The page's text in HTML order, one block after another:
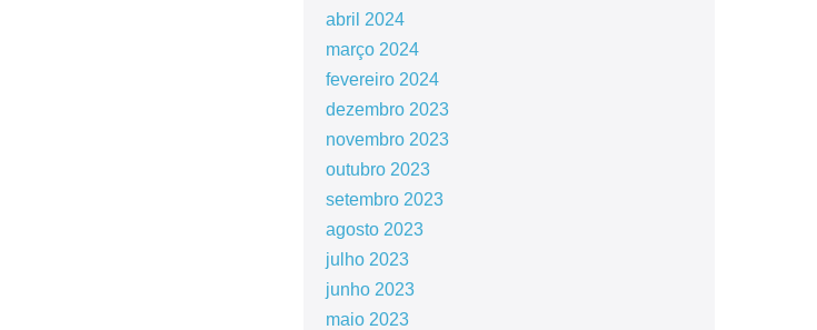
abril 2024
março 2024
fevereiro 2024
dezembro 2023
novembro 2023
outubro 2023
setembro 2023
agosto 2023
julho 2023
junho 2023
maio 2023